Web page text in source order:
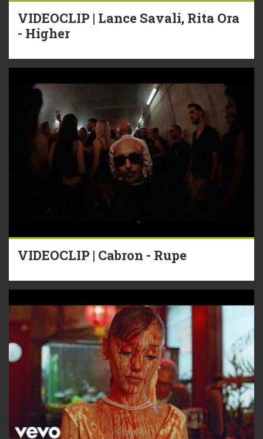
VIDEOCLIP | Lance Savali, Rita Ora
- Higher
VIDEOCLIP | Cabron - Rupe